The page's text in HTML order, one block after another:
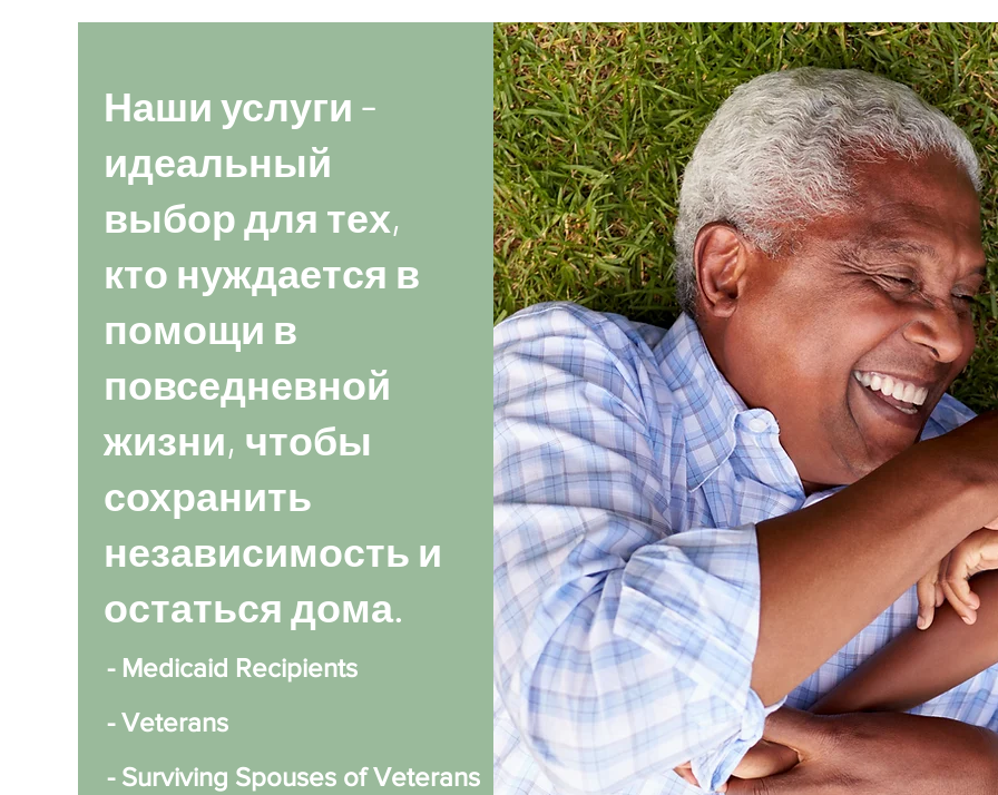
Наши услуги -
идеальный
выбор для тех,
кто нуждается в
помощи в
повседневной
жизни, чтобы
сохранить
независимость и
остаться дома.
- Medicaid Recipients
- Veterans
- Surviving Spouses of Veterans